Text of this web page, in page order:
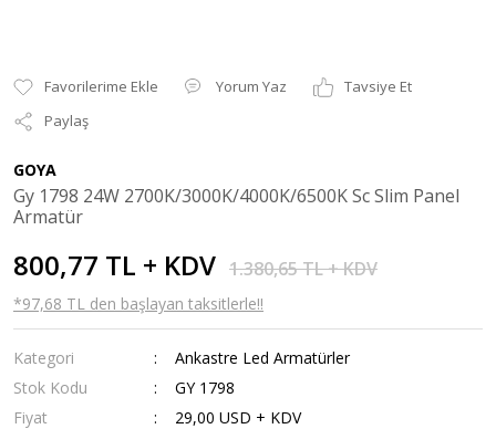
Yorum Yaz
Tavsiye Et
Paylaş
GOYA
Gy 1798 24W 2700K/3000K/4000K/6500K Sc Slim Panel
Armatür
800,77 TL + KDV 1.380,65 TL + KDV
*97,68 TL den başlayan taksitlerle!!
Kategori
Ankastre Led Armatürler
Stok Kodu
GY 1798
Fiyat
29,00 USD + KDV